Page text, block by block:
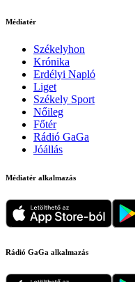
Médiatér
Székelyhon
Krónika
Erdélyi Napló
Liget
Székely Sport
Nőileg
Főtér
Rádió GaGa
Jóállás
Médiatér alkalmazás
Rádió GaGa alkalmazás